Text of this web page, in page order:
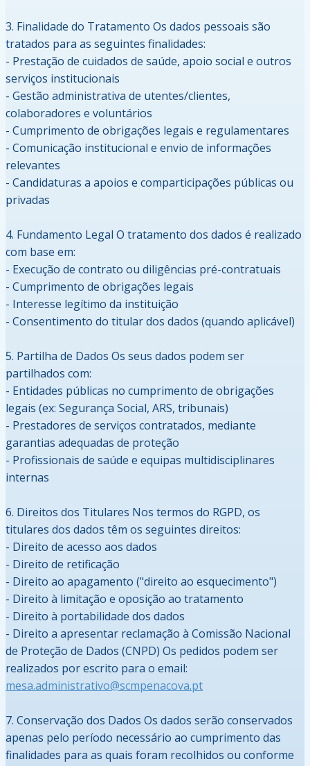
3. Finalidade do Tratamento Os dados pessoais são
tratados para as seguintes finalidades:
- Prestação de cuidados de saúde, apoio social e outros
serviços institucionais
- Gestão administrativa de utentes/clientes,
colaboradores e voluntários
- Cumprimento de obrigações legais e regulamentares
- Comunicação institucional e envio de informações
relevantes
- Candidaturas a apoios e comparticipações públicas ou
privadas
4. Fundamento Legal O tratamento dos dados é realizado
com base em:
- Execução de contrato ou diligências pré-contratuais
- Cumprimento de obrigações legais
- Interesse legítimo da instituição
- Consentimento do titular dos dados (quando aplicável)
5. Partilha de Dados Os seus dados podem ser
partilhados com:
- Entidades públicas no cumprimento de obrigações
legais (ex: Segurança Social, ARS, tribunais)
- Prestadores de serviços contratados, mediante
garantias adequadas de proteção
- Profissionais de saúde e equipas multidisciplinares
internas
6. Direitos dos Titulares Nos termos do RGPD, os
titulares dos dados têm os seguintes direitos:
- Direito de acesso aos dados
- Direito de retificação
- Direito ao apagamento ("direito ao esquecimento")
- Direito à limitação e oposição ao tratamento
- Direito à portabilidade dos dados
- Direito a apresentar reclamação à Comissão Nacional
de Proteção de Dados (CNPD) Os pedidos podem ser
realizados por escrito para o email:
mesa.administrativo@scmpenacova.pt
7. Conservação dos Dados Os dados serão conservados
apenas pelo período necessário ao cumprimento das
finalidades para as quais foram recolhidos ou conforme